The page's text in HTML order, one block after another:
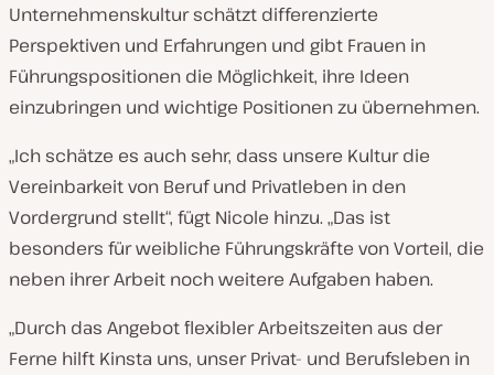
Unternehmenskultur schätzt differenzierte
Perspektiven und Erfahrungen und gibt Frauen in
Führungspositionen die Möglichkeit, ihre Ideen
einzubringen und wichtige Positionen zu übernehmen.
„Ich schätze es auch sehr, dass unsere Kultur die
Vereinbarkeit von Beruf und Privatleben in den
Vordergrund stellt“, fügt Nicole hinzu. „Das ist
besonders für weibliche Führungskräfte von Vorteil, die
neben ihrer Arbeit noch weitere Aufgaben haben.
„Durch das Angebot flexibler Arbeitszeiten aus der
Ferne hilft Kinsta uns, unser Privat- und Berufsleben in